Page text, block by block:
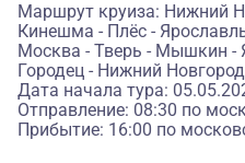
Маршрут круиза: Нижний
Кинешма - Плёс -
Москва - Тверь - Мышкин -
Городец - Нижний Новгород
Дата начала тура:
Отправление: 08:30 по
Прибытие: 16:00 по